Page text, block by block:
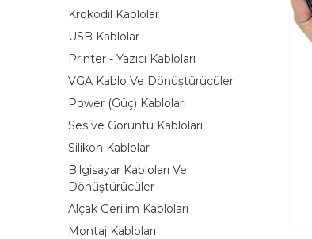
Krokodil Kablolar
USB Kablolar
Printer - Yazıcı Kabloları
VGA Kablo Ve Dönüştürücüler
Power (Güç) Kabloları
Ses ve Görüntü Kabloları
Silikon Kablolar
Bilgisayar Kabloları Ve
Dönüştürücüler
Alçak Gerilim Kabloları
Montaj Kabloları